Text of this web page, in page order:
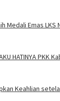
Medali Emas LKS
HATINYA PKK
Keahlian